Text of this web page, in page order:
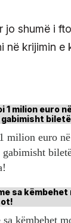
shumë i
krijimin e
milion euro
sa këmbehet